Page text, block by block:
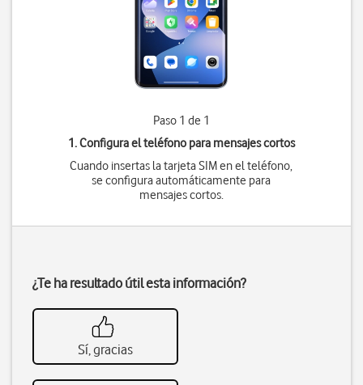
Paso 1 de 1
1. Configura el teléfono para mensajes cortos
Cuando insertas la tarjeta SIM en el teléfono,
se configura automáticamente para
mensajes cortos.
¿Te ha resultado útil esta información?
Sí, gracias